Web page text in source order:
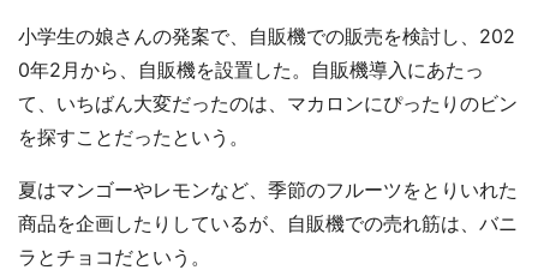
小学生の娘さんの発案で、自販機での販売を検討し、202
0年2月から、自販機を設置した。自販機導入にあたっ
て、いちばん大変だったのは、マカロンにぴったりのビン
を探すことだったという。
夏はマンゴーやレモンなど、季節のフルーツをとりいれた
商品を企画したりしているが、自販機での売れ筋は、バニ
ラとチョコだという。